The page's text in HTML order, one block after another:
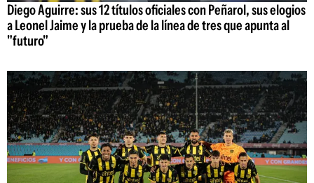
Diego Aguirre: sus 12 títulos oficiales con Peñarol, sus elogios
a Leonel Jaime y la prueba de la línea de tres que apunta al
"futuro"